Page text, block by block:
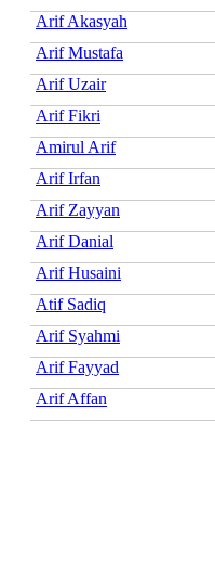
Arif Akasyah
Arif Mustafa
Arif Uzair
Arif Fikri
Amirul Arif
Arif Irfan
Arif Zayyan
Arif Danial
Arif Husaini
Atif Sadiq
Arif Syahmi
Arif Fayyad
Arif Affan